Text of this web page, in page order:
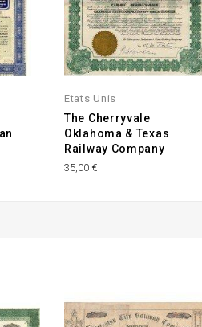
Etats Unis
The Cherryvale
Oklahoma & Texas
Railway Company
35,00 €